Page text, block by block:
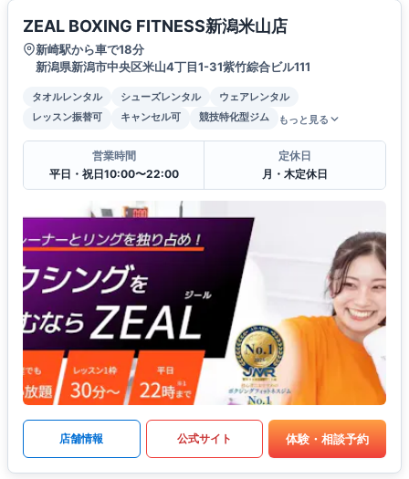
ZEAL BOXING FITNESS新潟米山店
新崎駅から車で18分
新潟県新潟市中央区米山4丁目1-31紫竹綜合ビル111
タオルレンタル シューズレンタル
ウェアレンタル
レッスン振替可
キャンセル可 競技特化型ジム もっと見る
営業時間
平日・祝日10:00〜22:00
定休日
月・木定休日
店舗情報 公式サイト 体験・相談予約